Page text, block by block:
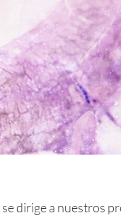
dirige a nuestros